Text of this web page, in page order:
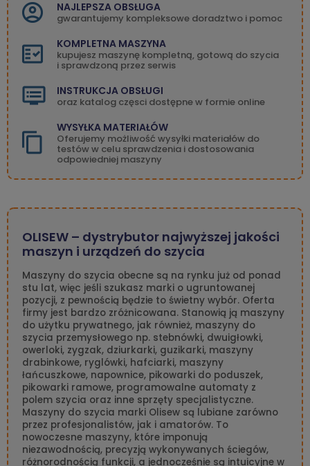
NAJLEPSZA OBSŁUGA
gwarantujemy kompleksowe doradztwo i pomoc
KOMPLETNA MASZYNA
kupujesz maszynę kompletną, gotową do szycia
i sprawdzoną przez serwis
INSTRUKCJA OBSŁUGI
oraz katalog częsci dostępne w formie online
WYSYŁKA MATERIAŁÓW
Oferujemy możliwość wysyłki materiałów do
testów w celu sprawdzenia i dostosowania
odpowiedniej maszyny
OLISEW – dystrybutor najwyższej jakości
maszyn i urządzeń do szycia
Maszyny do szycia obecne są na rynku już od ponad
stu lat, więc jeśli szukasz marki o ugruntowanej
pozycji, z pewnością będzie to świetny wybór. Oferta
firmy jest bardzo zróżnicowana. Stanowią ją maszyny
do użytku prywatnego, jak również, maszyny do
szycia przemysłowego np. stebnówki, dwuigłowki,
owerloki, zygzak, dziurkarki, guzikarki, maszyny
drabinkowe, ryglówki, hafciarki, maszyny
łańcuszkowe, napownice, pikowarki do poduszek,
pikowarki ramowe, programowalne automaty z
polem szycia oraz inne sprzęty specjalistyczne.
Maszyny do szycia marki Olisew są lubiane zarówno
przez profesjonalistów, jak i amatorów. To
nowoczesne maszyny, które imponują
niezawodnością, precyzją wykonywanych ściegów,
różnorodnością funkcji, a jednocześnie są intuicyjne w